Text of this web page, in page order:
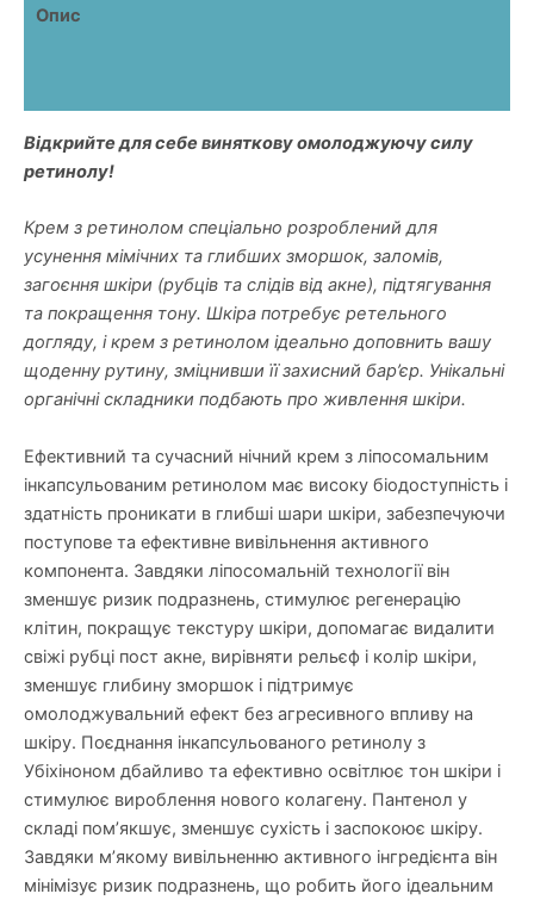
Опис
Відкрийте для себе виняткову омолоджуючу силу
ретинолу!
Крем з ретинолом спеціально розроблений для
усунення мімічних та глибших зморшок, заломів,
загоєння шкіри (рубців та слідів від акне), підтягування
та покращення тону. Шкіра потребує ретельного
догляду, і крем з ретинолом ідеально доповнить вашу
щоденну рутину, зміцнивши її захисний бар’єр. Унікальні
органічні складники подбають про живлення шкіри.
Ефективний та сучасний нічний крем з ліпосомальним
інкапсульованим ретинолом має високу біодоступність і
здатність проникати в глибші шари шкіри, забезпечуючи
поступове та ефективне вивільнення активного
компонента. Завдяки ліпосомальній технології він
зменшує ризик подразнень, стимулює регенерацію
клітин, покращує текстуру шкіри, допомагає видалити
свіжі рубці пост акне, вирівняти рельєф і колір шкіри,
зменшує глибину зморшок і підтримує
омолоджувальний ефект без агресивного впливу на
шкіру. Поєднання інкапсульованого ретинолу з
Убіхіноном дбайливо та ефективно освітлює тон шкіри і
стимулює вироблення нового колагену. Пантенол у
складі пом’якшує, зменшує сухість і заспокоює шкіру.
Завдяки м’якому вивільненню активного інгредієнта він
мінімізує ризик подразнень, що робить його ідеальним